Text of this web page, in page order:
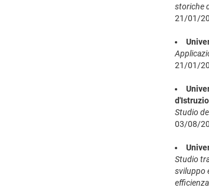
storiche
21/01/
21/01/
Studio
03/08/
Studio
sviluppo